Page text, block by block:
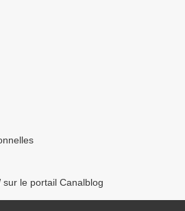
le portail Canalblog